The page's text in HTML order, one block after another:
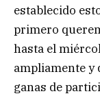
establecido
primero
hasta el
ampliamente y
ganas de